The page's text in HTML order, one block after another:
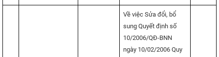
Về việc Sửa đổi, bổ
sung Quyết định số
10/2006/QĐ-BNN
ngày 10/02/2006 Quy